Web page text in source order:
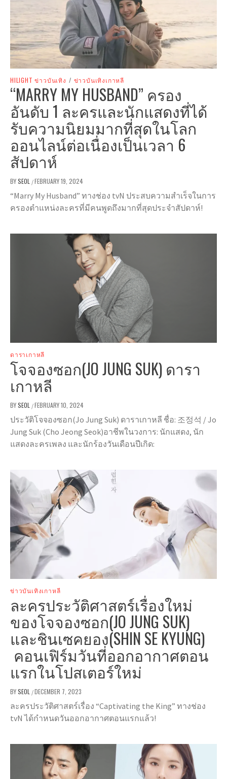
HILIGHT ข่าวบันเทิง / ข่าวบันเทิงเกาหลี
“MARRY MY HUSBAND” ครอง
อันดับ 1 ละครและนักแสดงที่ได้
รับความนิยมมากที่สุดในโลก
ออนไลน์ต่อเนื่องเป็นเวลา 6
สัปดาห์
BYSEOL /FEBRUARY 19, 2024
“Marry My Husband” ทางช่อง tvN ประสบความสำเร็จในการ
ครองตำแหน่งละครที่มีคนพูดถึงมากที่สุดประจำสัปดาห์!
ดาราเกาหลี
โจจองซอก(JO JUNG SUK) ดารา
เกาหลี
BYSEOL /FEBRUARY 10, 2024
ประวัติโจจองซอก(Jo Jung Suk) ดาราเกาหลี ชื่อ: 조정석 / Jo
Jung Suk (Cho Jeong Seok)อาชีพในวงการ: นักแสดง, นัก
แสดงละครเพลง และนักร้องวันเดือนปีเกิด:
ข่าวบันเทิงเกาหลี
ละครประวัติศาสตร์เรื่องใหม่
ของโจจองซอก(JO JUNG SUK)
และชินเซคยอง(SHIN SE KYUNG)
คอนเฟิร์มวันที่ออกอากาศตอน
แรกในโปสเตอร์ใหม่
BYSEOL /DECEMBER 7, 2023
ละครประวัติศาสตร์เรื่อง “Captivating the King” ทางช่อง
tvN ได้กำหนดวันออกอากาศตอนแรกแล้ว!